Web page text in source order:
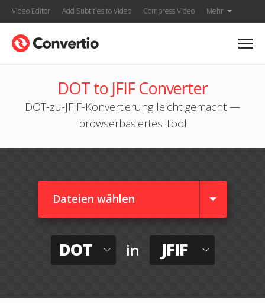
Video Editor Add Subtitles to Video Compress Video Mehr
DOT to JFIF Converter
DOT-zu-JFIF-Konvertierung leicht gemacht —
browserbasiertes Tool
Dateien wählen
DOT in JFIF